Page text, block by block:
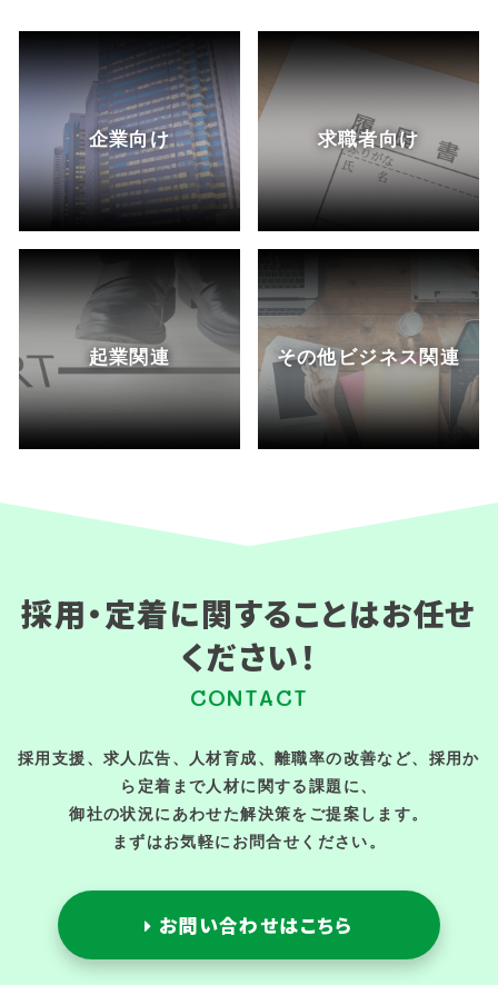
企業向け 求職者向け
起業関連 その他ビジネス関連
採用・定着に関することはお任せ
ください！
CONTACT
採用支援、求人広告、人材育成、離職率の改善など、採用か
ら定着まで人材に関する課題に、
御社の状況にあわせた解決策をご提案します。
まずはお気軽にお問合せください。
お問い合わせはこちら